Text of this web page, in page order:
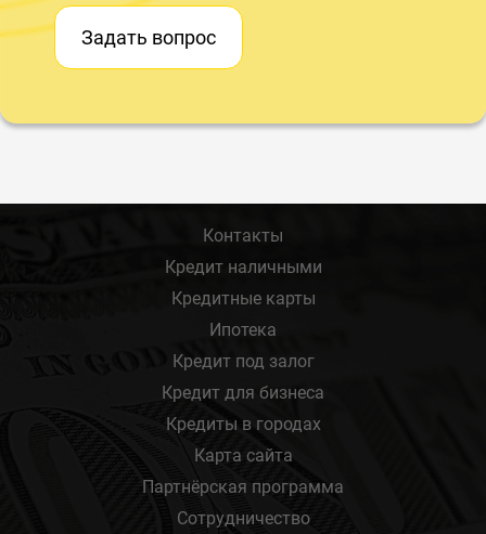
Задать вопрос
Контакты
Кредит наличными
Кредитные карты
Ипотека
Кредит под залог
Кредит для бизнеса
Кредиты в городах
Карта сайта
Партнёрская программа
Сотрудничество